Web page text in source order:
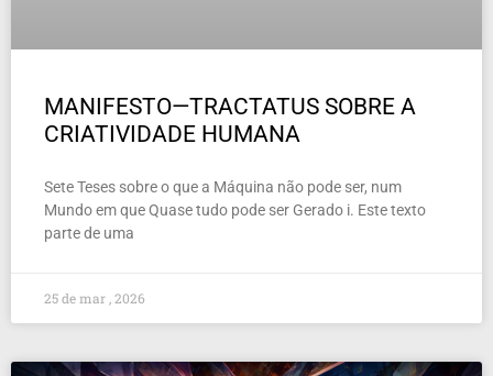
MANIFESTO—TRACTATUS SOBRE A
CRIATIVIDADE HUMANA
Sete Teses sobre o que a Máquina não pode ser, num
Mundo em que Quase tudo pode ser Gerado i. Este texto
parte de uma
25 de mar , 2026